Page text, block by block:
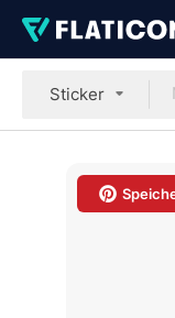
Sticker